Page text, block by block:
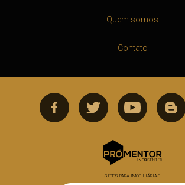
Quem somos
Contato
SITES PARA IMOBILIÁRIAS